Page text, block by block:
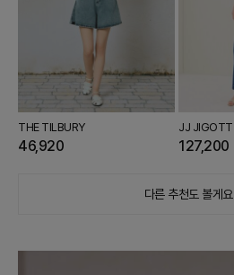
THE TILBURY
46,920
JJ JIGOTT
127,200
다른 추천도 볼게요